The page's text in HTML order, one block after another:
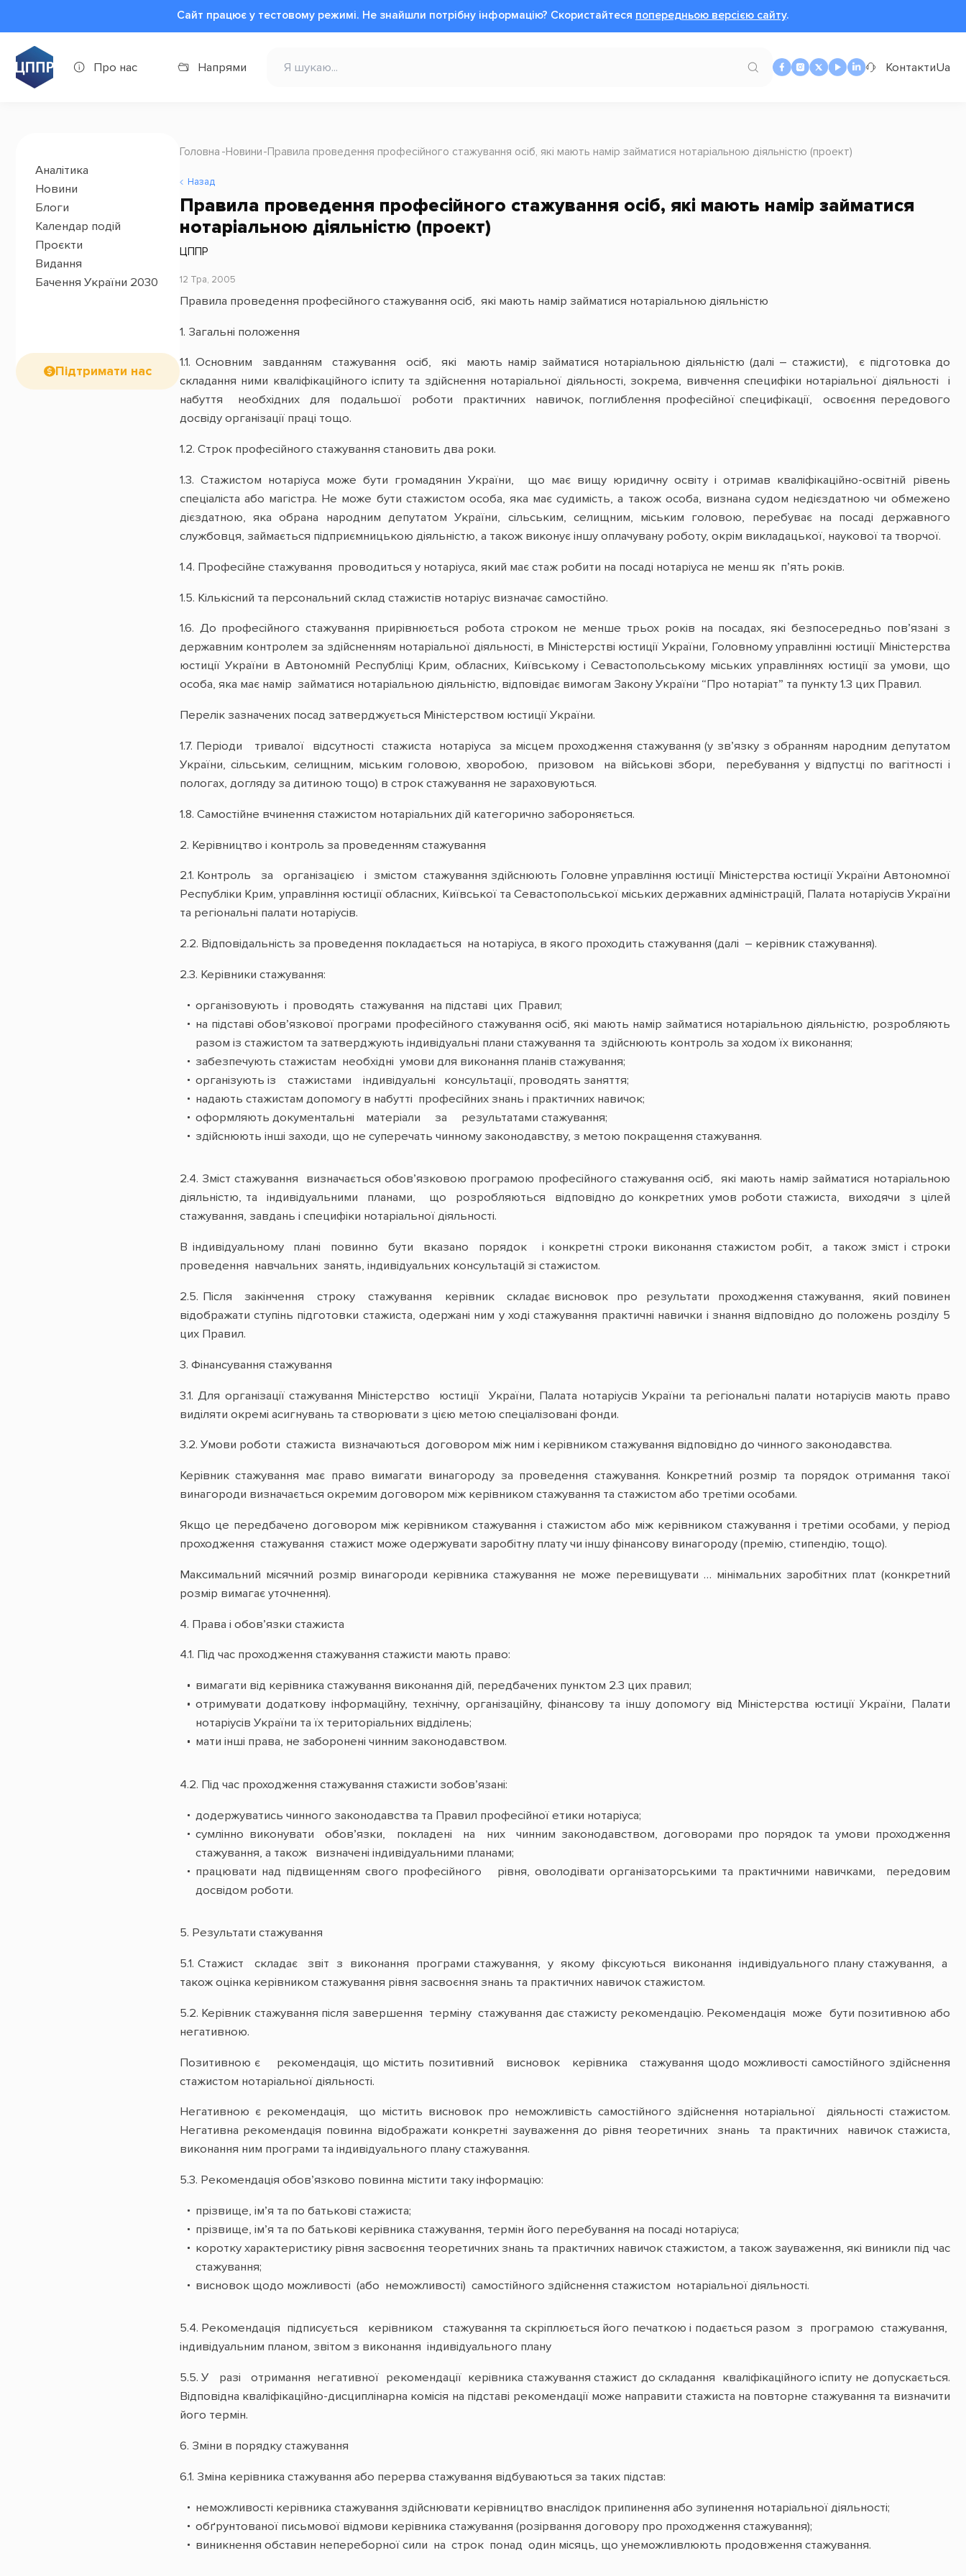
Сайт працює у тестовому режимі. Не знайшли потрібну інформацію? Cкористайтеся попередньою версією сайту.
Про нас Напрями КонтактиUa
Аналітика
Новини
Блоги
Календар подій
Проєкти
Видання
Бачення України 2030
Підтримати нас
Головна Новини Правила проведення професійного стажування осіб, які мають намір займатися нотаріальною діяльністю (проект)
Назад
Правила проведення професійного стажування осіб, які мають намір займатися
нотаріальною діяльністю (проект)
ЦППР
12 Тра, 2005
Правила проведення професійного стажування осіб, які мають намір займатися нотаріальною діяльністю
1. Загальні положення
1.1. Основним завданням стажування осіб, які мають намір займатися нотаріальною діяльністю (далі – стажисти), є підготовка до
складання ними кваліфікаційного іспиту та здійснення нотаріальної діяльності, зокрема, вивчення специфіки нотаріальної діяльності і
набуття необхідних для подальшої роботи практичних навичок, поглиблення професійної специфікації, освоєння передового
досвіду організації праці тощо.
1.2. Строк професійного стажування становить два роки.
1.3. Стажистом нотаріуса може бути громадянин України, що має вищу юридичну освіту i отримав квалiфiкацiйно-освiтнiй рівень
спеціаліста або магістра. Не може бути стажистом особа, яка має судимість, а також особа, визнана судом недієздатною чи обмежено
дієздатною, яка обрана народним депутатом України, сільським, селищним, міським головою, перебуває на посаді державного
службовця, займається підприємницькою діяльністю, а також виконує іншу оплачувану роботу, окрім викладацької, наукової та творчої.
1.4. Професійне стажування проводиться у нотарiуса, який має стаж робити на посаді нотарiуса не менш як п’ять років.
1.5. Кількісний та персональний склад стажистів нотаріус визначає самостійно.
1.6. До професійного стажування прирівнюється робота строком не менше трьох років на посадах, які безпосередньо пов’язані з
державним контролем за здійсненням нотаріальної діяльності, в Міністерстві юстиції України, Головному управлінні юстиції Міністерства
юстиції України в Автономній Республіці Крим, обласних, Київському і Севастопольському міських управліннях юстиції за умови, що
особа, яка має намір займатися нотаріальною діяльністю, відповідає вимогам Закону України “Про нотаріат” та пункту 1.3 цих Правил.
Перелік зазначених посад затверджується Міністерством юстиції України.
1.7. Періоди тривалої відсутності стажиста нотаріуса за місцем проходження стажування (у зв’язку з обранням народним депутатом
України, сільським, селищним, міським головою, хворобою, призовом на військові збори, перебування у відпустці по вагітності і
пологах, догляду за дитиною тощо) в строк стажування не зараховуються.
1.8. Самостійне вчинення стажистом нотаріальних дій категорично забороняється.
2. Керівництво і контроль за проведенням стажування
2.1. Контроль за організацією і змістом стажування здійснюють Головне управління юстиції Міністерства юстиції України Автономної
Республіки Крим, управління юстиції обласних, Київської та Севастопольської міських державних адміністрацій, Палата нотаріусів України
та регіональні палати нотаріусів.
2.2. Відповідальність за проведення покладається на нотаріуса, в якого проходить стажування (далі – керівник стажування).
2.3. Керівники стажування:
організовують і проводять стажування на підставі цих Правил;
на підставі обов’язкової програми професійного стажування осіб, які мають намір займатися нотаріальною діяльністю, розробляють
разом із стажистом та затверджують індивідуальні плани стажування та здійснюють контроль за ходом їх виконання;
забезпечують стажистам необхідні умови для виконання планів стажування;
організують із стажистами індивідуальні консультації, проводять заняття;
надають стажистам допомогу в набутті професійних знань і практичних навичок;
оформляють документальні матеріали за результатами стажування;
здійснюють інші заходи, що не суперечать чинному законодавству, з метою покращення стажування.
2.4. Зміст стажування визначається обов’язковою програмою професійного стажування осіб, які мають намір займатися нотаріальною
діяльністю, та індивідуальними планами, що розробляються відповідно до конкретних умов роботи стажиста, виходячи з цілей
стажування, завдань і специфіки нотаріальної діяльності.
В індивідуальному плані повинно бути вказано порядок і конкретні строки виконання стажистом робіт, а також зміст і строки
проведення навчальних занять, індивідуальних консультацій зі стажистом.
2.5. Після закінчення строку стажування керівник складає висновок про результати проходження стажування, який повинен
відображати ступінь підготовки стажиста, одержані ним у ході стажування практичні навички і знання відповідно до положень розділу 5
цих Правил.
3. Фінансування стажування
3.1. Для організації стажування Міністерство юстиції України, Палата нотаріусів України та регіональні палати нотаріусів мають право
виділяти окремі асигнувань та створювати з цією метою спеціалізовані фонди.
3.2. Умови роботи стажиста визначаються договором між ним і керівником стажування відповідно до чинного законодавства.
Керівник стажування має право вимагати винагороду за проведення стажування. Конкретний розмір та порядок отримання такої
винагороди визначається окремим договором між керівником стажування та стажистом або третіми особами.
Якщо це передбачено договором між керівником стажування і стажистом або між керівником стажування і третіми особами, у період
проходження стажування стажист може одержувати заробітну плату чи іншу фінансову винагороду (премію, стипендію, тощо).
Максимальний місячний розмір винагороди керівника стажування не може перевищувати … мінімальних заробітних плат (конкретний
розмір вимагає уточнення).
4. Права і обов’язки стажиста
4.1. Під час проходження стажування стажисти мають право:
вимагати від керівника стажування виконання дій, передбачених пунктом 2.3 цих правил;
отримувати додаткову інформаційну, технічну, організаційну, фінансову та іншу допомогу від Міністерства юстиції України, Палати
нотаріусів України та їх територіальних відділень;
мати інші права, не заборонені чинним законодавством.
4.2. Під час проходження стажування стажисти зобов’язані:
додержуватись чинного законодавства та Правил професійної етики нотаріуса;
сумлінно виконувати обов’язки, покладені на них чинним законодавством, договорами про порядок та умови проходження
стажування, а також визначені індивідуальними планами;
працювати над підвищенням свого професійного рівня, оволодівати організаторськими та практичними навичками, передовим
досвідом роботи.
5. Результати стажування
5.1. Стажист складає звіт з виконання програми стажування, у якому фіксуються виконання індивідуального плану стажування, а
також оцінка керівником стажування рівня засвоєння знань та практичних навичок стажистом.
5.2. Керівник стажування після завершення терміну стажування дає стажисту рекомендацію. Рекомендація може бути позитивною або
негативною.
Позитивною є рекомендація, що містить позитивний висновок керівника стажування щодо можливості самостійного здійснення
стажистом нотаріальної діяльності.
Негативною є рекомендація, що містить висновок про неможливість самостійного здійснення нотаріальної діяльності стажистом.
Негативна рекомендація повинна відображати конкретні зауваження до рівня теоретичних знань та практичних навичок стажиста,
виконання ним програми та індивідуального плану стажування.
5.3. Рекомендація обов’язково повинна містити таку інформацію:
прізвище, ім’я та по батькові стажиста;
прізвище, ім’я та по батькові керівника стажування, термін його перебування на посаді нотаріуса;
коротку характеристику рівня засвоєння теоретичних знань та практичних навичок стажистом, а також зауваження, які виникли під час
стажування;
висновок щодо можливості (або неможливості) самостійного здійснення стажистом нотаріальної діяльності.
5.4. Рекомендація підписується керівником стажування та скріплюється його печаткою і подається разом з програмою стажування,
індивідуальним планом, звітом з виконання індивідуального плану
5.5. У разі отримання негативної рекомендації керівника стажування стажист до складання кваліфікаційного іспиту не допускається.
Відповідна кваліфікаційно-дисциплінарна комісія на підставі рекомендації може направити стажиста на повторне стажування та визначити
його термін.
6. Зміни в порядку стажування
6.1. Зміна керівника стажування або перерва стажування відбуваються за таких підстав:
неможливості керівника стажування здійснювати керівництво внаслідок припинення або зупинення нотаріальної діяльності;
обґрунтованої письмової відмови керівника стажування (розірвання договору про проходження стажування);
виникнення обставин непереборної сили на строк понад один місяць, що унеможливлюють продовження стажування.